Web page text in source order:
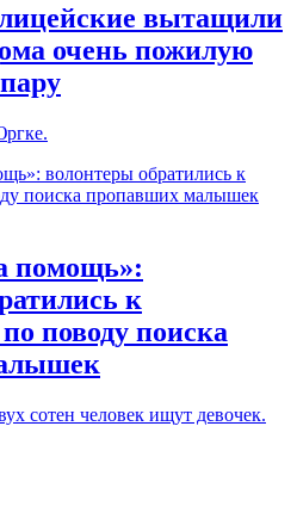
вытащили
очень пожилую
помощь»:
к
поводу поиска
сотен человек ищут девочек.